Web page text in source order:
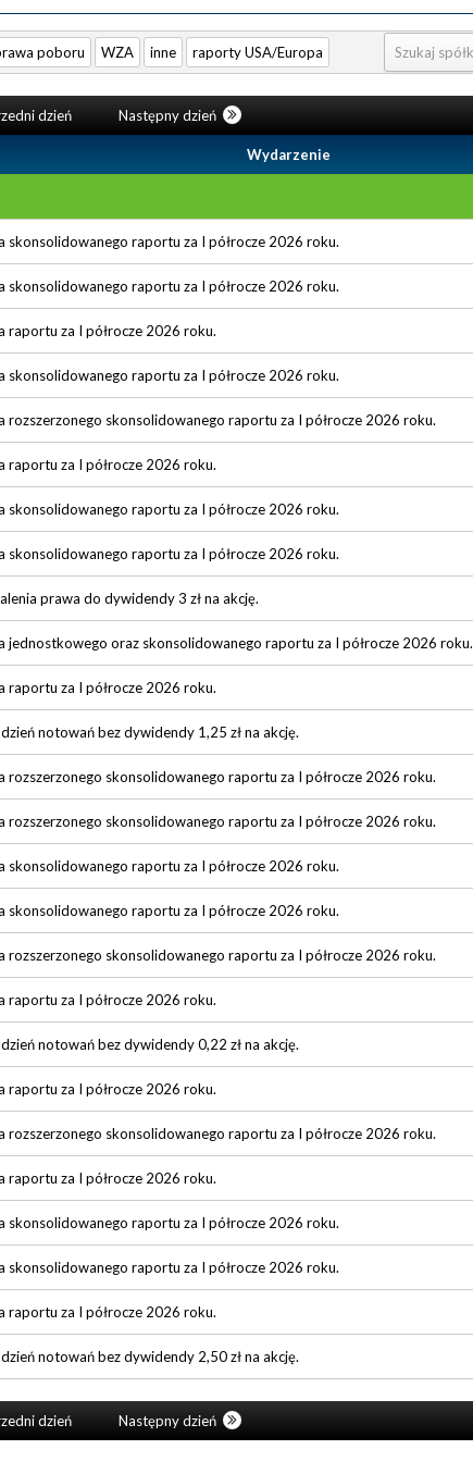
poboru WZA inne raporty USA/Europa
dzień Następny dzień
Wydarzenie
skonsolidowanego raportu za I półrocze 2026 roku.
skonsolidowanego raportu za I półrocze 2026 roku.
raportu za I półrocze 2026 roku.
skonsolidowanego raportu za I półrocze 2026 roku.
rozszerzonego skonsolidowanego raportu za I półrocze 2026 roku.
raportu za I półrocze 2026 roku.
skonsolidowanego raportu za I półrocze 2026 roku.
skonsolidowanego raportu za I półrocze 2026 roku.
prawa do dywidendy 3 zł na akcję.
jednostkowego oraz skonsolidowanego raportu za I półrocze 2026 roku.
raportu za I półrocze 2026 roku.
notowań bez dywidendy 1,25 zł na akcję.
rozszerzonego skonsolidowanego raportu za I półrocze 2026 roku.
rozszerzonego skonsolidowanego raportu za I półrocze 2026 roku.
skonsolidowanego raportu za I półrocze 2026 roku.
skonsolidowanego raportu za I półrocze 2026 roku.
rozszerzonego skonsolidowanego raportu za I półrocze 2026 roku.
raportu za I półrocze 2026 roku.
notowań bez dywidendy 0,22 zł na akcję.
raportu za I półrocze 2026 roku.
rozszerzonego skonsolidowanego raportu za I półrocze 2026 roku.
raportu za I półrocze 2026 roku.
skonsolidowanego raportu za I półrocze 2026 roku.
skonsolidowanego raportu za I półrocze 2026 roku.
raportu za I półrocze 2026 roku.
notowań bez dywidendy 2,50 zł na akcję.
dzień Następny dzień